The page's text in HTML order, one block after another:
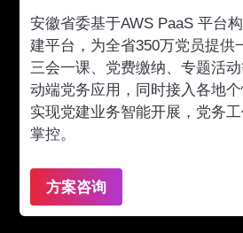
安徽省委基于AWS PaaS 平台
建平台，为全省350万党员提供
三会一课、党费缴纳、专题活
动端党务应用，同时接入各地个
实现党建业务智能开展，党务
掌控。
方案咨询